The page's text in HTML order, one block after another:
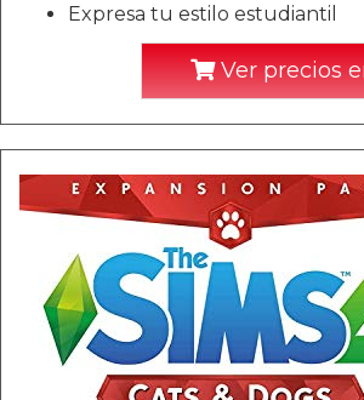
Expresa tu estilo estudiantil
Ver precios